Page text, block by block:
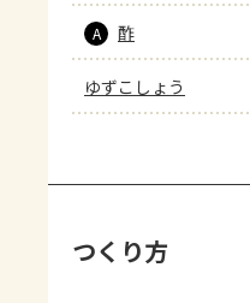
A 酢
ゆずこしょう
つくり方